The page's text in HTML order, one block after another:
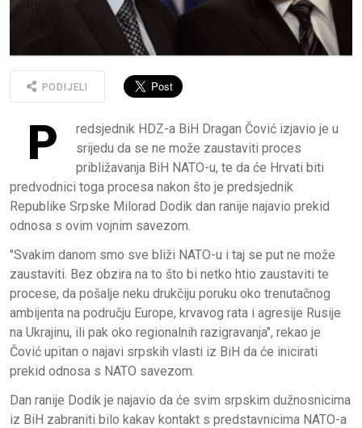
PODIJELI
P
redsjednik HDZ-a BiH Dragan Čović izjavio je u
srijedu da se ne može zaustaviti proces
približavanja BiH NATO-u, te da će Hrvati biti
predvodnici toga procesa nakon što je predsjednik
Republike Srpske Milorad Dodik dan ranije najavio prekid
odnosa s ovim vojnim savezom.
"Svakim danom smo sve bliži NATO-u i taj se put ne može
zaustaviti. Bez obzira na to što bi netko htio zaustaviti te
procese, da pošalje neku drukčiju poruku oko trenutačnog
ambijenta na području Europe, krvavog rata i agresije Rusije
na Ukrajinu, ili pak oko regionalnih razigravanja", rekao je
Čović upitan o najavi srpskih vlasti iz BiH da će inicirati
prekid odnosa s NATO savezom.
Dan ranije Dodik je najavio da će svim srpskim dužnosnicima
iz BiH zabraniti bilo kakav kontakt s predstavnicima NATO-a